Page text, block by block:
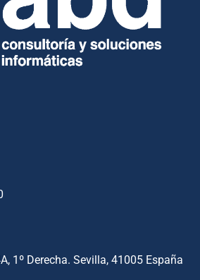
1º Derecha. Sevilla, 41005 España